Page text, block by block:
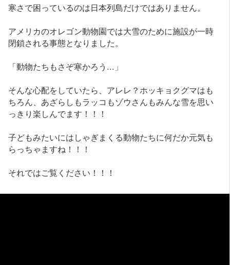
寒さで困っているのは日本列島だけではありません。
アメリカのオレゴン動物園では大雪のために施設が一時
閉鎖される事態となりました。
「動物たちもさぞ寒かろう...」
そんな心配をしていたら、アレレ？ホッキョクグマはも
ちろん、あざらしもラッコもゾウさんもみんな雪を思い
っきり楽しんでます！！！
子どもみたいにはしゃぎまくる動物たちに何だか元気も
らっちゃますね！！！
それではご覧ください！！！